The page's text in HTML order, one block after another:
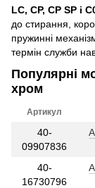
LC, CP, CP SP і
до стирання,
пружинні
термін служби
Популярні
хром
Артикул
40-
09907836
40-
16730796